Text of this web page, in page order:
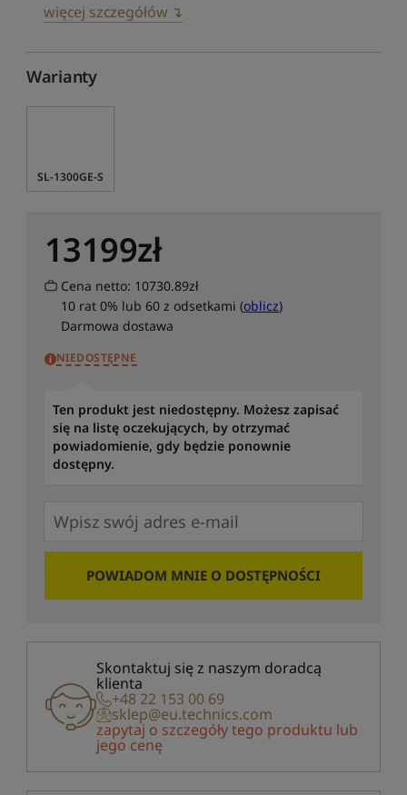
więcej szczegółów ↴
Warianty
SL-1300GE-S
13199zł
Cena netto: 10730.89zł
10 rat 0% lub 60 z odsetkami (oblicz)
Darmowa dostawa
NIEDOSTĘPNE
Ten produkt jest niedostępny. Możesz zapisać
się na listę oczekujących, by otrzymać
powiadomienie, gdy będzie ponownie
dostępny.
POWIADOM MNIE O DOSTĘPNOŚCI
Skontaktuj się z naszym doradcą
klienta
+48 22 153 00 69
sklep@eu.technics.com
zapytaj o szczegóły tego produktu lub
jego cenę